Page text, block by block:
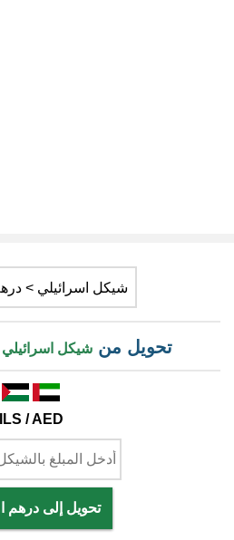
تحويل من شيكل اسرائيلي
ILS / AED
تحويل إلى درهم